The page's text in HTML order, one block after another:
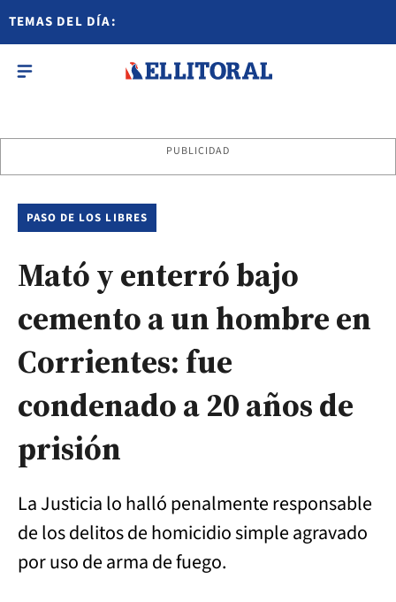
TEMAS DEL DÍA:
PUBLICIDAD
PASO DE LOS LIBRES
Mató y enterró bajo
cemento a un hombre en
Corrientes: fue
condenado a 20 años de
prisión
La Justicia lo halló penalmente responsable
de los delitos de homicidio simple agravado
por uso de arma de fuego.